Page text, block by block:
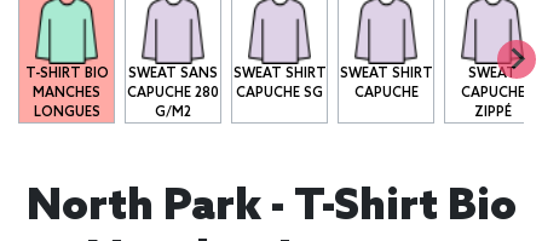
T-SHIRT BIO
MANCHES
LONGUES
SWEAT SANS
CAPUCHE 280
G/M2
SWEAT SHIRT
CAPUCHE SG
SWEAT SHIRT
CAPUCHE
SWEAT
CAPUCHE
ZIPPÉ
North Park - T-Shirt Bio